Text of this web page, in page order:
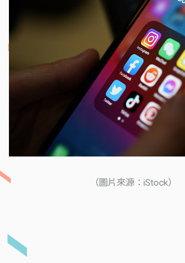
（圖片來源：iStock）